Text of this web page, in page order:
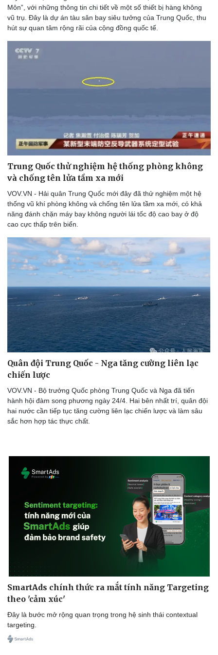
eSports
Hậu trường
Doanh nghiệp
Môn”, với những thông tin chi tiết về một số thiết bị hàng không
vũ trụ. Đây là dự án tàu sân bay siêu tưởng của Trung Quốc, thu
hút sự quan tâm rộng rãi của cộng đồng quốc tế.
Trung Quốc thử nghiệm hệ thống phòng không
và chống tên lửa tầm xa mới
VOV.VN - Hải quân Trung Quốc mới đây đã thử nghiệm một hệ
thống vũ khí phòng không và chống tên lửa tầm xa mới, có khả
năng đánh chặn máy bay không người lái tốc độ cao bay ở độ
cao cực thấp trên biển.
Quân đội Trung Quốc - Nga tăng cường liên lạc
chiến lược
VOV.VN - Bộ trưởng Quốc phòng Trung Quốc và Nga đã tiến
hành hội đàm song phương ngày 24/4. Hai bên nhất trí, quân đội
hai nước cần tiếp tục tăng cường liên lạc chiến lược và làm sâu
sắc hơn hợp tác thực chất.
SmartAds chính thức ra mắt tính năng Targeting
theo 'cảm xúc'
Đây là bước mở rộng quan trọng trong hệ sinh thái contextual
targeting.